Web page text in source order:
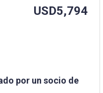
USD5,794
por un socio de